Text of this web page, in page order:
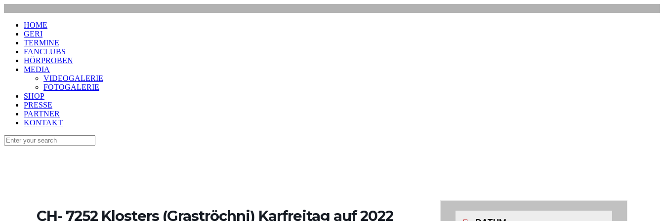
HOME
GERI
TERMINE
FANCLUBS
HÖRPROBEN
MEDIA
VIDEOGALERIE
FOTOGALERIE
SHOP
PRESSE
PARTNER
KONTAKT
CH- 7252 Klosters (Graströchni) Karfreitag auf 2022